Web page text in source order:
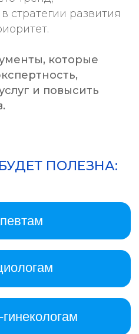
стратегии развития
которые
и повысить
ПОЛЕЗНА:
клиник
и